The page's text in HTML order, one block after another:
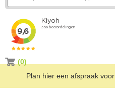
(0)
Plan hier een afspraak